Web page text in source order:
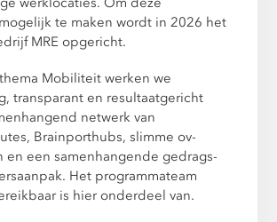
te maken wordt in 2026 het
MRE opgericht.
Mobiliteit werken we
transparant en resultaatgericht
netwerk van
Brainporthubs, slimme ov-
en een samenhangende gedrags-
Het programmateam
is hier onderdeel van.